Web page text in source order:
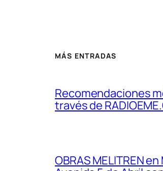
MÁS ENTRADAS
Recomendaciones
través de
OBRAS MELITREN